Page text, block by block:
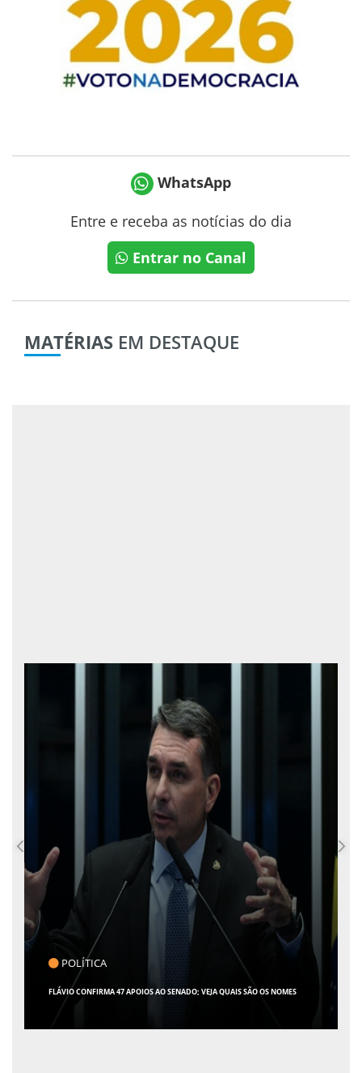
WhatsApp
Entre e receba as notícias do dia
Entrar no Canal
MATÉRIAS EM DESTAQUE
POLÍTICA
FLÁVIO CONFIRMA 47 APOIOS AO SENADO; VEJA QUAIS SÃO OS NOMES